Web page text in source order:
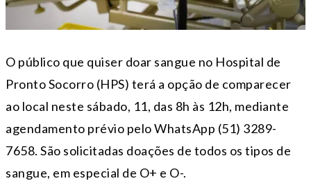
O público que quiser doar sangue no Hospital de
Pronto Socorro (HPS) terá a opção de comparecer
ao local neste sábado, 11, das 8h às 12h, mediante
agendamento prévio pelo WhatsApp (51) 3289-
7658. São solicitadas doações de todos os tipos de
sangue, em especial de O+ e O-.